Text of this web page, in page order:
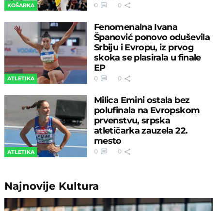
KOŠARKA 0 0
ATLETIKA
Fenomenalna Ivana
Španović ponovo oduševila
Srbiju i Evropu, iz prvog
skoka se plasirala u finale
EP
0 0
ATLETIKA
Milica Emini ostala bez
polufinala na Evropskom
prvenstvu, srpska
atletičarka zauzela 22.
mesto
0 0
Najnovije Kultura